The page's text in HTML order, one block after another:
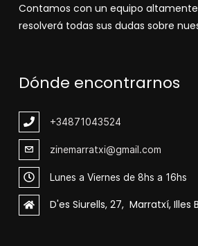
Contamos con un equipo
resolverá todas sus dudas sobre
Dónde encontrarnos
+34871043524
zinemarratxi@gmail.com
Lunes a Viernes de 8hs a 16hs
D'es Siurells, 27, Marratxí, Illes